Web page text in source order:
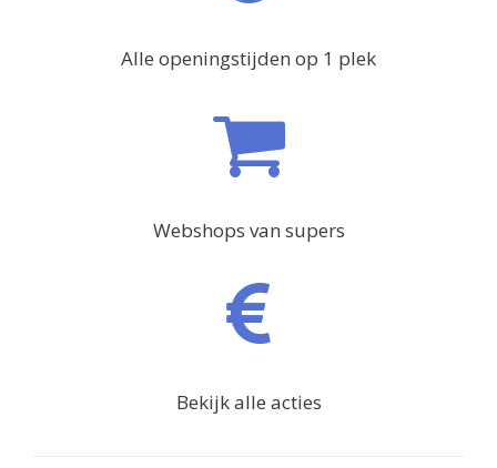
Alle openingstijden op 1 plek
Webshops van supers
Bekijk alle acties